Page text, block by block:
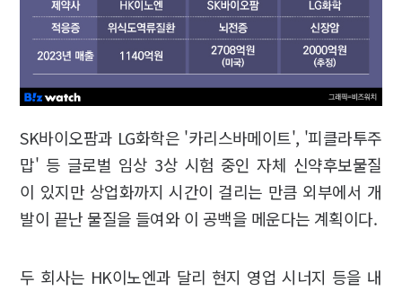
SK바이오팜과 LG화학은 '카리스바메이트', '피클라투주
맙' 등 글로벌 임상 3상 시험 중인 자체 신약후보물질
이 있지만 상업화까지 시간이 걸리는 만큼 외부에서 개
발이 끝난 물질을 들여와 이 공백을 메운다는 계획이다.
두 회사는 HK이노엔과 달리 현지 영업 시너지 등을 내